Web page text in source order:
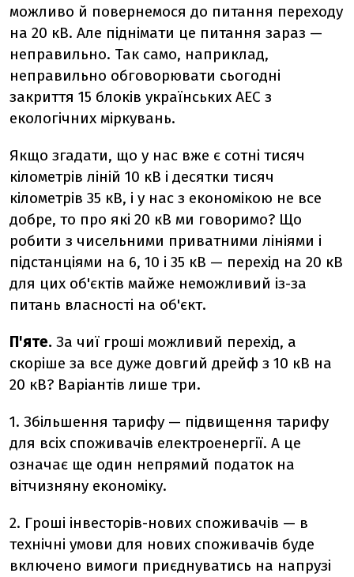
можливо й повернемося до питання переходу
на 20 кВ. Але піднімати це питання зараз —
неправильно. Так само, наприклад,
неправильно обговорювати сьогодні
закриття 15 блоків українських АЕС з
екологічних міркувань.
Якщо згадати, що у нас вже є сотні тисяч
кілометрів ліній 10 кВ і десятки тисяч
кілометрів 35 кВ, і у нас з економікою не все
добре, то про які 20 кВ ми говоримо? Що
робити з чисельними приватними лініями і
підстанціями на 6, 10 і 35 кВ — перехід на 20 кВ
для цих об'єктів майже неможливий із-за
питань власності на об'єкт.
П'яте. За чиї гроші можливий перехід, а
скоріше за все дуже довгий дрейф з 10 кВ на
20 кВ? Варіантів лише три.
1. Збільшення тарифу — підвищення тарифу
для всіх споживачів електроенергії. А це
означає ще один непрямий податок на
вітчизняну економіку.
2. Гроші інвесторів-нових споживачів — в
технічні умови для нових споживачів буде
включено вимоги приєднуватись на напрузі